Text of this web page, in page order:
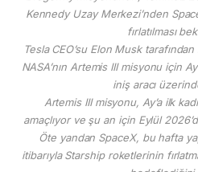
Kennedy Uzay Merkezi’nden
fırlatılması
Tesla CEO’su Elon Musk
NASA’nın Artemis III misyonu için
iniş aracı
Artemis III misyonu, Ay’a ilk
amaçlıyor ve şu an için Eylül
Öte yandan SpaceX, bu hafta
itibarıyla Starship roketlerinin fırlatma